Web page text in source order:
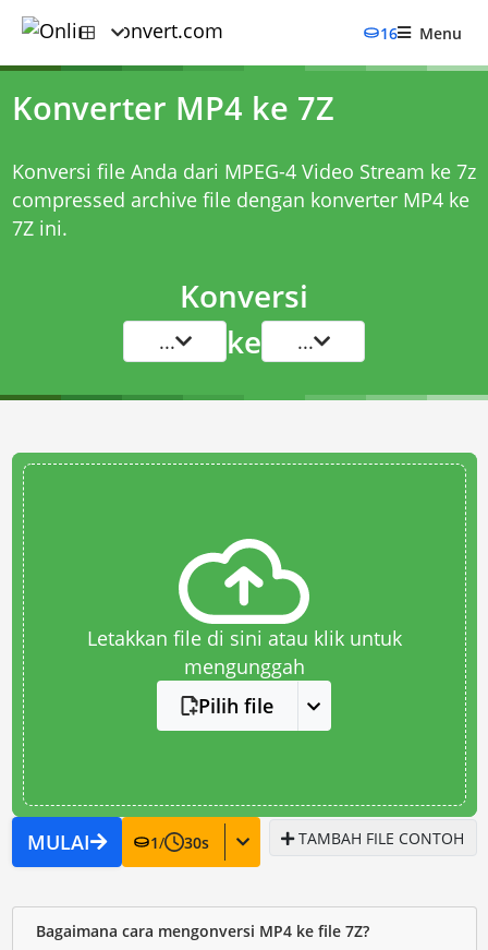
16 Menu
Konverter MP4 ke 7Z
Konversi file Anda dari MPEG-4 Video Stream ke 7z
compressed archive file dengan konverter MP4 ke
7Zini.
Konversi
... ke ...
Letakkan file di sini atau klik untuk
mengunggah
Pilih file
MULAI 1/ 30s TAMBAH FILE CONTOH
Bagaimana cara mengonversi MP4 ke file 7Z?